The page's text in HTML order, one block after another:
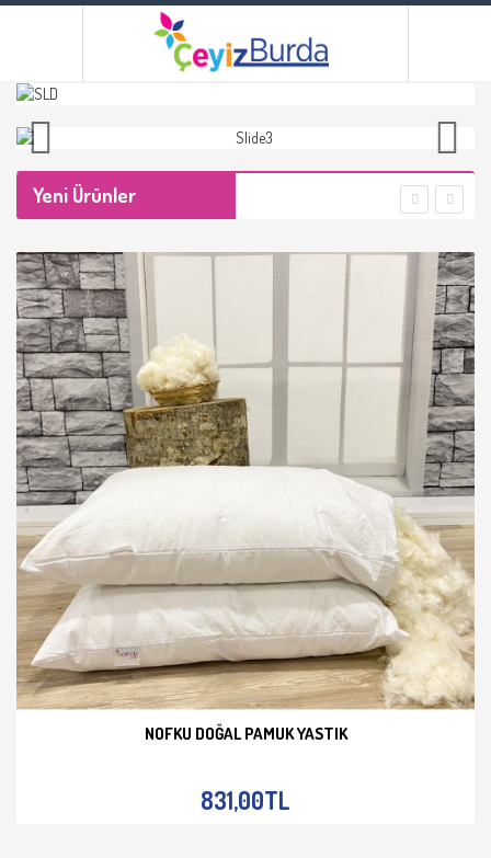
Yeni Ürünler
NOFKU DOĞAL PAMUK YASTIK
831,00TL